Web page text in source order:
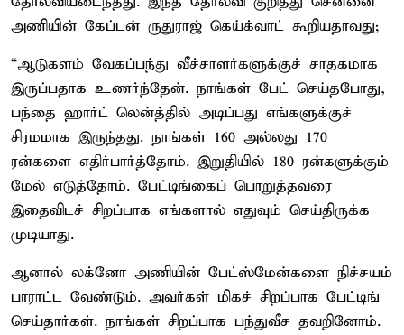
அணியின் கேப்டன் ருதுராஜ் கெய்க்வாட் கூறியதாவது;
“ஆடுகளம் வேகப்பந்து வீச்சாளர்களுக்குச் சாதகமாக
இருப்பதாக உணர்ந்தேன். நாங்கள் பேட் செய்தபோது, ​​
பந்தை ஹார்ட் லென்த்தில் அடிப்பது எங்களுக்குச்
சிரமமாக இருந்தது. நாங்கள் 160 அல்லது 170
ரன்களை எதிர்பார்த்தோம். இறுதியில் 180 ரன்களுக்கும்
மேல் எடுத்தோம். பேட்டிங்கைப் பொறுத்தவரை
இதைவிடச் சிறப்பாக எங்களால் எதுவும் செய்திருக்க
முடியாது.
ஆனால் லக்னோ அணியின் பேட்ஸ்மேன்களை நிச்சயம்
பாராட்ட வேண்டும். அவர்கள் மிகச் சிறப்பாக பேட்டிங்
செய்தார்கள். நாங்கள் சிறப்பாக பந்துவீச தவறினோம்.